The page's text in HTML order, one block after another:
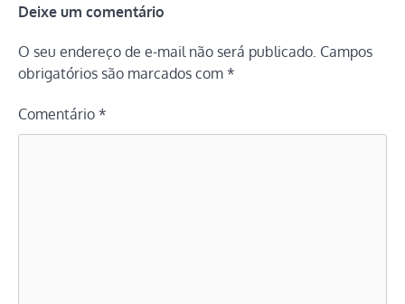
Deixe um comentário
O seu endereço de e-mail não será publicado. Campos
obrigatórios são marcados com *
Comentário *